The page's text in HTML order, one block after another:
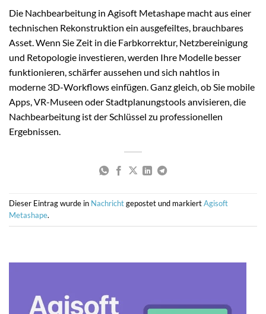
Die Nachbearbeitung in Agisoft Metashape macht aus einer
technischen Rekonstruktion ein ausgefeiltes, brauchbares
Asset. Wenn Sie Zeit in die Farbkorrektur, Netzbereinigung
und Retopologie investieren, werden Ihre Modelle besser
funktionieren, schärfer aussehen und sich nahtlos in
moderne 3D-Workflows einfügen. Ganz gleich, ob Sie mobile
Apps, VR-Museen oder Stadtplanungstools anvisieren, die
Nachbearbeitung ist der Schlüssel zu professionellen
Ergebnissen.
Dieser Eintrag wurde in Nachrichtgepostet und markiertAgisoft
Metashape.